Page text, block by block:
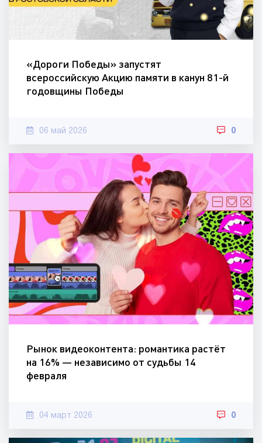
«Дороги Победы» запустят
всероссийскую Акцию памяти в канун 81-й
годовщины Победы
06 май 2026 0
Рынок видеоконтента: романтика растёт
на 16% — независимо от судьбы 14
февраля
04 март 2026 0